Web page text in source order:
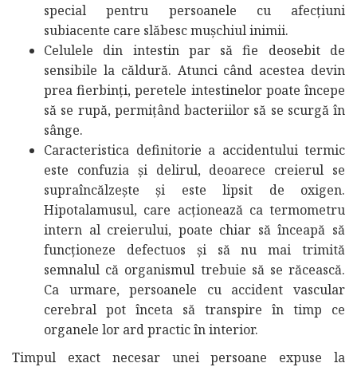
special pentru persoanele cu afecțiuni
subiacente care slăbesc mușchiul inimii.
Celulele din intestin par să fie deosebit de
sensibile la căldură. Atunci când acestea devin
prea fierbinți, peretele intestinelor poate începe
să se rupă, permițând bacteriilor să se scurgă în
sânge.
Caracteristica definitorie a accidentului termic
este confuzia și delirul, deoarece creierul se
supraîncălzește și este lipsit de oxigen.
Hipotalamusul, care acționează ca termometru
intern al creierului, poate chiar să înceapă să
funcționeze defectuos și să nu mai trimită
semnalul că organismul trebuie să se răcească.
Ca urmare, persoanele cu accident vascular
cerebral pot înceta să transpire în timp ce
organele lor ard practic în interior.
Timpul exact necesar unei persoane expuse la